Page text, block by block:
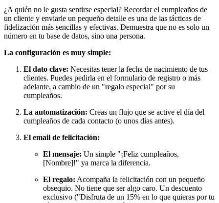
¿A quién no le gusta sentirse especial? Recordar el cumpleaños de
un cliente y enviarle un pequeño detalle es una de las tácticas de
fidelización más sencillas y efectivas. Demuestra que no es solo un
número en tu base de datos, sino una persona.
La configuración es muy simple:
El dato clave: Necesitas tener la fecha de nacimiento de tus
clientes. Puedes pedirla en el formulario de registro o más
adelante, a cambio de un "regalo especial" por su
cumpleaños.
La automatización: Creas un flujo que se active el día del
cumpleaños de cada contacto (o unos días antes).
El email de felicitación:
El mensaje: Un simple "¡Feliz cumpleaños,
[Nombre]!" ya marca la diferencia.
El regalo: Acompaña la felicitación con un pequeño
obsequio. No tiene que ser algo caro. Un descuento
exclusivo ("Disfruta de un 15% en lo que quieras por tu